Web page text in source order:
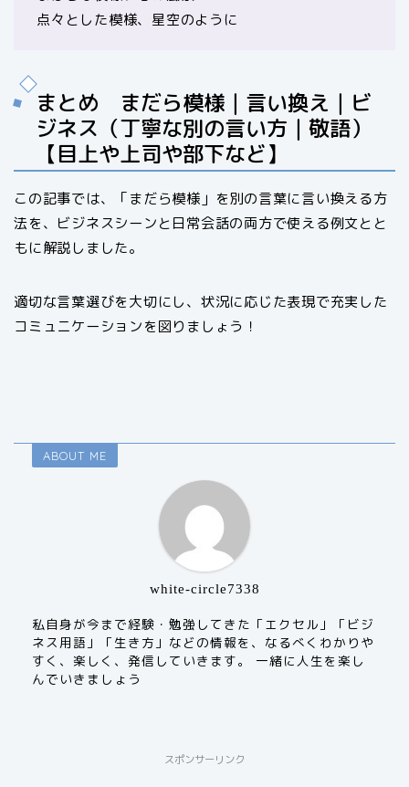
点々とした模様、星空のように
まとめ まだら模様｜言い換え｜ビ
ジネス（丁寧な別の言い方｜敬語）
【目上や上司や部下など】
この記事では、「まだら模様」を別の言葉に言い換える方
法を、ビジネスシーンと日常会話の両方で使える例文とと
もに解説しました。
適切な言葉選びを大切にし、状況に応じた表現で充実した
コミュニケーションを図りましょう！
ABOUT ME
white-circle7338
私自身が今まで経験・勉強してきた「エクセル」「ビジ
ネス用語」「生き方」などの情報を、なるべくわかりや
すく、楽しく、発信していきます。 一緒に人生を楽し
んでいきましょう
スポンサーリンク